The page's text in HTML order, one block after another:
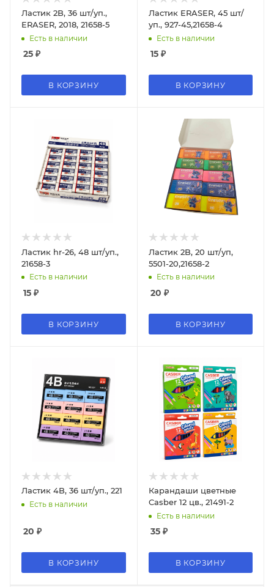
Ластик 2B, 36 шт/уп.,
ERASER, 2018, 21658-5
Есть в наличии
25 ₽
В КОРЗИНУ
Ластик ERASER, 45 шт/
уп., 927-45,21658-4
Есть в наличии
15₽
В КОРЗИНУ
Ластик hr-26, 48 шт/уп.,
21658-3
Есть в наличии
15 ₽
В КОРЗИНУ
Ластик 2B, 20 шт/уп,
5501-20,21658-2
Есть в наличии
20 ₽
В КОРЗИНУ
Ластик 4B, 36 шт/уп., 221
Есть в наличии
20 ₽
В КОРЗИНУ
Карандаши цветные
Casber 12 цв., 21491-2
Есть в наличии
35₽
В КОРЗИНУ